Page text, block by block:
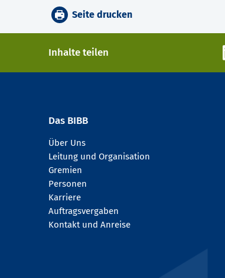
Seite drucken
Inhalte teilen
Das BIBB
Über Uns
Leitung und Organisation
Gremien
Personen
Karriere
Auftragsvergaben
Kontakt und Anreise